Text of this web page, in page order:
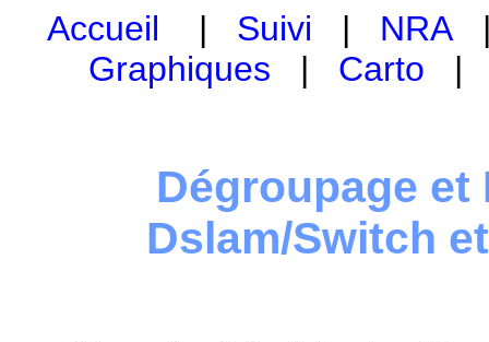
Accueil | Suivi | NRA
Graphiques | Carto
Dégroupage et
Dslam/Switch